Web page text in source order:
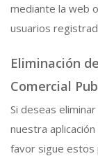
mediante la web
usuarios
Eliminación
Comercial
Si deseas
nuestra
favor sigue estos